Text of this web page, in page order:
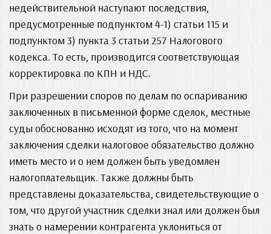
недействительной наступают последствия,
предусмотренные подпунктом 4-1) статьи 115 и
подпунктом 3) пункта 3 статьи 257 Налогового
кодекса. То есть, производится соответствующая
корректировка по КПН и НДС.
При разрешении споров по делам по оспариванию
заключенных в письменной форме сделок, местные
суды обоснованно исходят из того, что на момент
заключения сделки налоговое обязательство должно
иметь место и о нем должен быть уведомлен
налогоплательщик. Также должны быть
представлены доказательства, свидетельствующие о
том, что другой участник сделки знал или должен был
знать о намерении контрагента уклониться от